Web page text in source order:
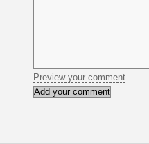
Preview your comment